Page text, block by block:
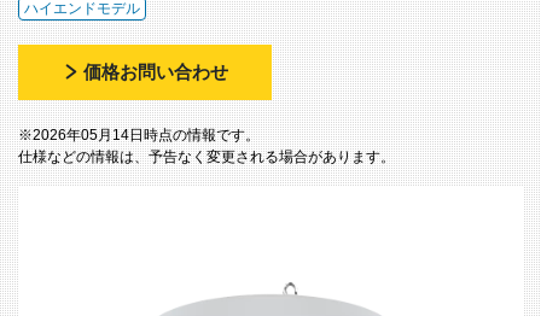
ハイエンドモデル
価格お問い合わせ
※2026年05月14日時点の情報です。
仕様などの情報は、予告なく変更される場合があります。